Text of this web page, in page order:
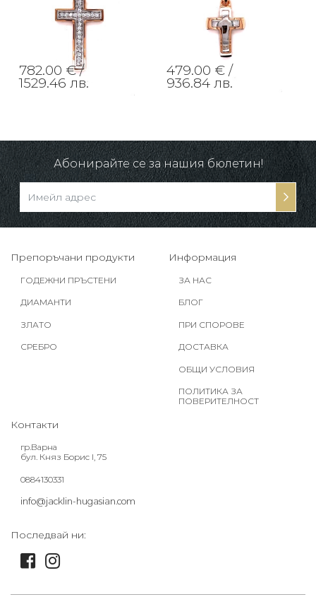
782.00 € /
1529.46 лв.
479.00 € /
936.84 лв.
Абонирайте се за нашия бюлетин!
Препоръчани продукти
ГОДЕЖНИ ПРЪСТЕНИ
ДИАМАНТИ
ЗЛАТО
СРЕБРО
Информация
ЗА НАС
БЛОГ
ПРИ СПОРОВЕ
ДОСТАВКА
ОБЩИ УСЛОВИЯ
ПОЛИТИКА ЗА
ПОВЕРИТЕЛНОСТ
Контакти
гр.Варна
бул. Княз Борис I, 75
0884130331
info@jacklin-hugasian.com
Последвай ни: